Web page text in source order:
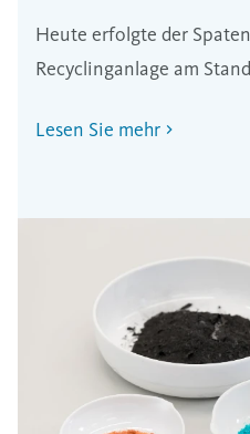
Heute erfolgte der
Recyclinganlage am
Lesen Sie mehr